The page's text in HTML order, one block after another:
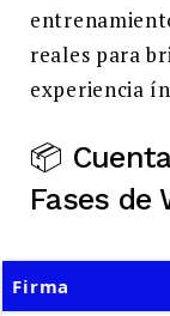
reales para
experiencia
📦
Fases de